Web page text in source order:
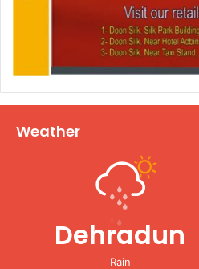
Weather
Dehradun
Rain